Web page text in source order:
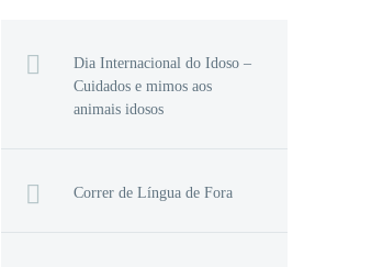
Dia Internacional do Idoso –
Cuidados e mimos aos
animais idosos
Correr de Língua de Fora